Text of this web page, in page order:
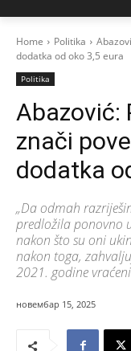
Home Politika
dodatka od oko 3,5 eura
Politika
Abazović:
znači
dodatka
„Da odmah
predložila ponovno
nakon što su oni
nakon toga,
2021. godine
новембар 15, 2025